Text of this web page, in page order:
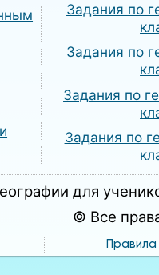
Задания по
Задания по
Задания по
Задания по
для
© Все
Правила